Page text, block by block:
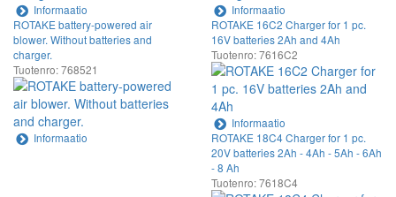
Informaatio
Informaatio
ROTAKE battery-powered air
blower. Without batteries and
charger.
Tuotenro: 768521
Informaatio
ROTAKE 16C2 Charger for 1 pc.
16V batteries 2Ah and 4Ah
Tuotenro: 7616C2
Informaatio
ROTAKE 18C4 Charger for 1 pc.
20V batteries 2Ah - 4Ah - 5Ah - 6Ah
- 8 Ah
Tuotenro: 7618C4